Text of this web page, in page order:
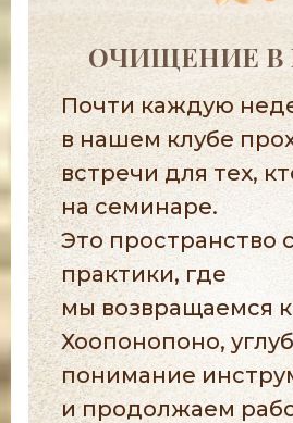
ОЧИЩЕНИЕ В
Почти каждую
в нашем клубе
встречи для тех,
на семинаре.
Это пространство
практики, где
мы возвращаемся
Хоопонопоно,
понимание
и продолжаем